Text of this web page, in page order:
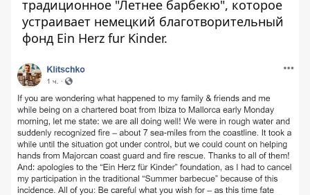
традиционное "Летнее барбекю", которое
устраивает немецкий благотворительный
фонд Ein Herz fur Kinder.